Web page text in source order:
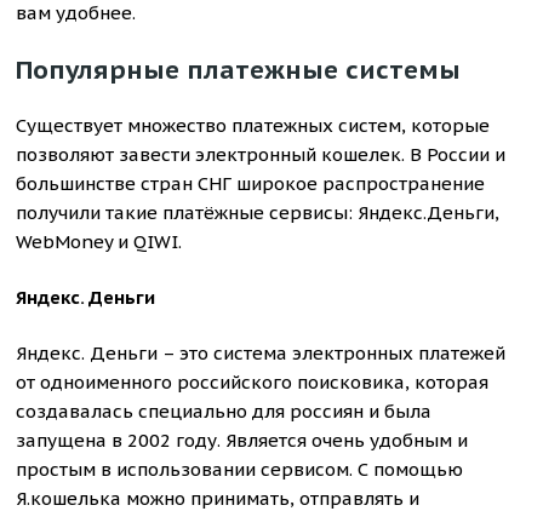
вам удобнее.
Популярные платежные системы
Существует множество платежных систем, которые
позволяют завести электронный кошелек. В России и
большинстве стран СНГ широкое распространение
получили такие платёжные сервисы: Яндекс.Деньги,
WebMoney и QIWI.
Яндекс. Деньги
Яндекс. Деньги – это система электронных платежей
от одноименного российского поисковика, которая
создавалась специально для россиян и была
запущена в 2002 году. Является очень удобным и
простым в использовании сервисом. С помощью
Я.кошелька можно принимать, отправлять и